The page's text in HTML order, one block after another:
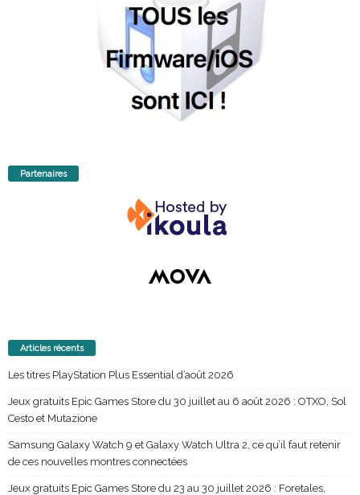
Partenaires
Articles récents
Les titres PlayStation Plus Essential d’août 2026
Jeux gratuits Epic Games Store du 30 juillet au 6 août 2026 : OTXO, Sol
Cesto et Mutazione
Samsung Galaxy Watch 9 et Galaxy Watch Ultra 2, ce qu’il faut retenir
de ces nouvelles montres connectées
Jeux gratuits Epic Games Store du 23 au 30 juillet 2026 : Foretales,